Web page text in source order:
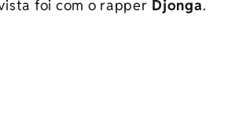
foi com o rapper Djonga.